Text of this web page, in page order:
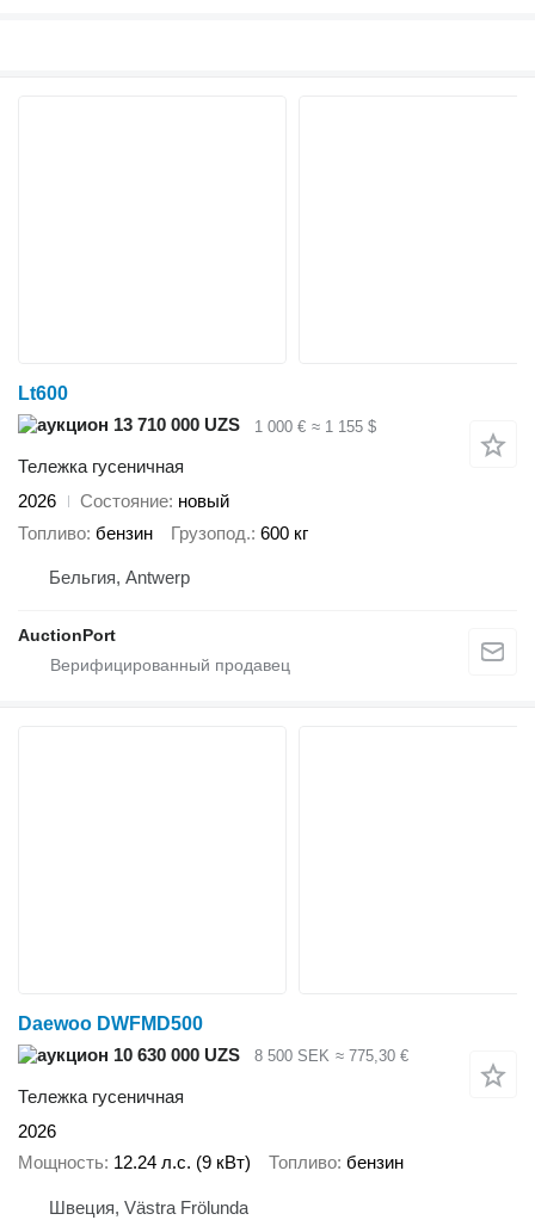
Lt600
13 710 000 UZS
1 000 € ≈ 1 155 $
Тележка гусеничная
2026
Состояние новый
Топливо бензин Грузопод. 600 кг
Бельгия, Antwerp
AuctionPort
Daewoo DWFMD500
10 630 000 UZS
8 500 SEK ≈ 775,30 €
Тележка гусеничная
2026
Мощность 12.24 л.с. (9 кВт) Топливо бензин
Швеция, Västra Frölunda